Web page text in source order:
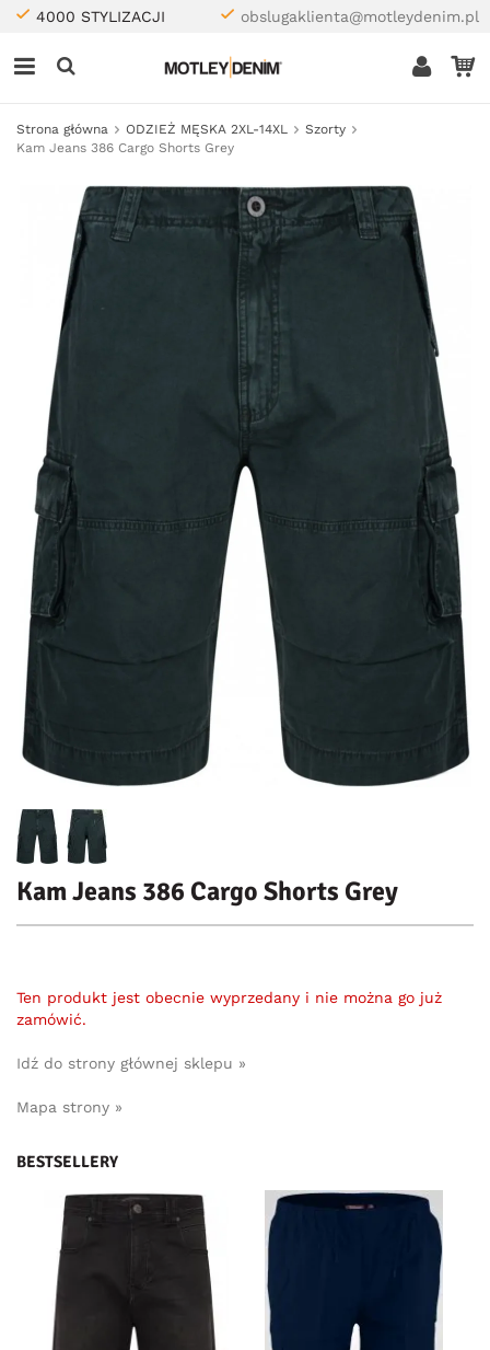
4000 STYLIZACJI obslugaklienta@motleydenim.pl
Strona główna ODZIEŻ MĘSKA 2XL-14XL
Szorty
Kam Jeans 386 Cargo Shorts Grey
Kam Jeans 386 Cargo Shorts Grey
Ten produkt jest obecnie wyprzedany i nie można go już
zamówić.
Idź do strony głównej sklepu »
Mapa strony »
BESTSELLERY